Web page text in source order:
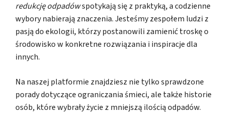
redukcję odpadówspotykają się z praktyką, a codzienne
wybory nabierają znaczenia. Jesteśmy zespołem ludzi z
pasją do ekologii, którzy postanowili zamienić troskę o
środowisko w konkretne rozwiązania i inspiracje dla
innych.
Na naszej platformie znajdziesz nie tylko sprawdzone
porady dotyczące ograniczania śmieci, ale także historie
osób, które wybrały życie z mniejszą ilością odpadów.